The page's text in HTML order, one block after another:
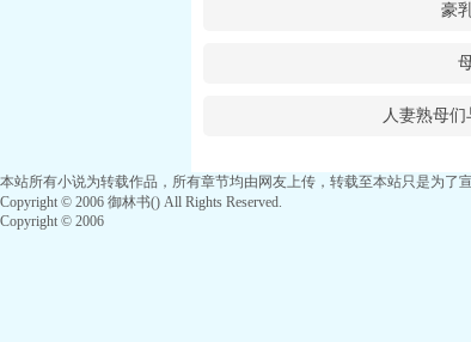
豪
人妻熟母
本站所有小说为转载作品，所有章节均由网友上传，转载至本站只是为了
Copyright © 2006 御林书() All Rights Reserved.
Copyright © 2006